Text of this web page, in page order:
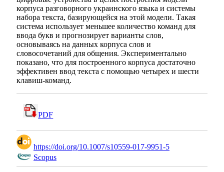
корпуса разговорного украинского языка и системы
набора текста, базирующейся на этой модели. Такая
система использует меньшее количество команд для
ввода букв и прогнозирует варианты слов,
основываясь на данных корпуса слов и
словосочетаний для общения. Экспериментально
показано, что для построенного корпуса достаточно
эффективен ввод текста с помощью четырех и шести
клавиш-команд.
PDF
https://doi.org/10.1007/s10559-017-9951-5
Scopus